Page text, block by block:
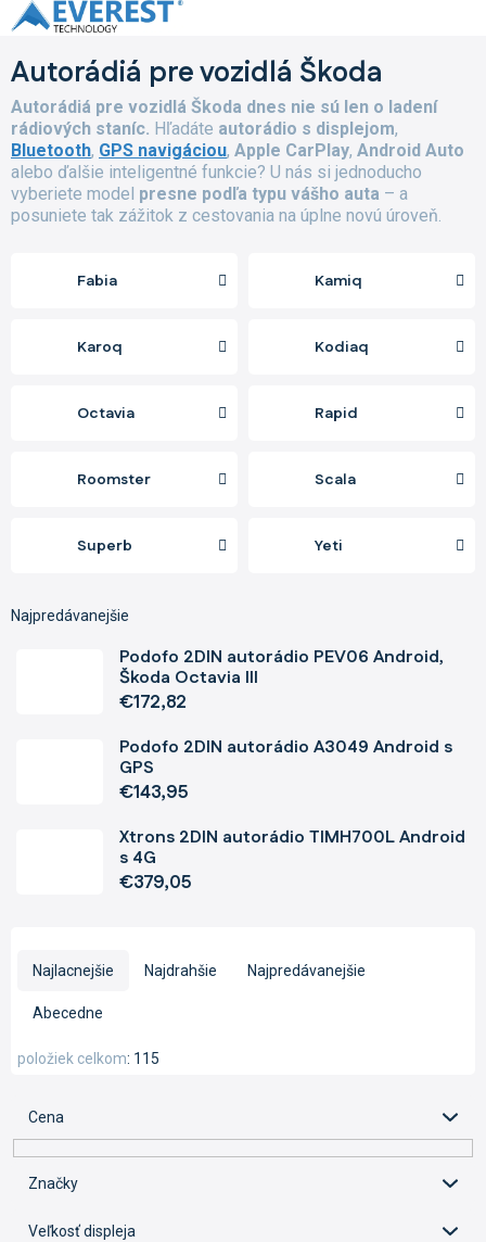
Prejsť
na
Autorádiá pre vozidlá Škoda
Autorádiá pre vozidlá Škoda dnes nie sú len o ladení
rádiových staníc. Hľadáte autorádio s displejom,
Bluetooth, GPS navigáciou, Apple CarPlay, Android Auto
alebo ďalšie inteligentné funkcie? U nás si jednoducho
vyberiete model presne podľa typu vášho auta – a
posuniete tak zážitok z cestovania na úplne novú úroveň.
Fabia Kamiq
Karoq Kodiaq
Octavia Rapid
Roomster Scala
Superb Yeti
Najpredávanejšie
Podofo 2DIN autorádio PEV06 Android,
Škoda Octavia III
€172,82
Podofo 2DIN autorádio A3049 Android s
GPS
€143,95
Xtrons 2DIN autorádio TIMH700L Android
s 4G
€379,05
i
p
r
o
d
Najlacnejšie Najdrahšie Najpredávanejšie
Abecedne
115
položiek celkom
Cena
Značky
Veľkosť displeja